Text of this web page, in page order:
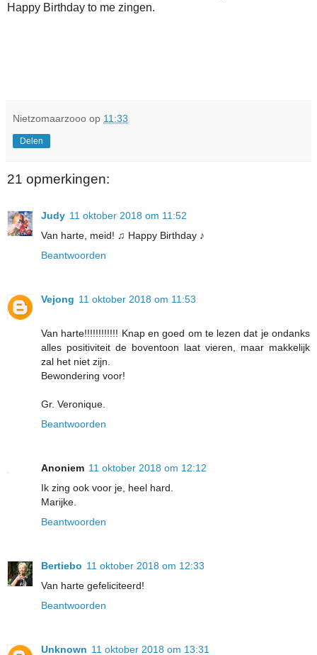
Happy Birthday to me zingen.
Nietzomaarzooo op 11:33
Delen
21 opmerkingen:
Judy 11 oktober 2018 om 11:52
Van harte, meid! ♫ Happy Birthday ♪
Beantwoorden
Vejong 11 oktober 2018 om 11:53
Van harte!!!!!!!!!!!! Knap en goed om te lezen dat je ondanks
alles positiviteit de boventoon laat vieren, maar makkelijk
zal het niet zijn.
Bewondering voor!
Gr. Veronique.
Beantwoorden
Anoniem 11 oktober 2018 om 12:12
Ik zing ook voor je, heel hard.
Marijke.
Beantwoorden
Bertiebo 11 oktober 2018 om 12:33
Van harte gefeliciteerd!
Beantwoorden
Unknown 11 oktober 2018 om 13:31